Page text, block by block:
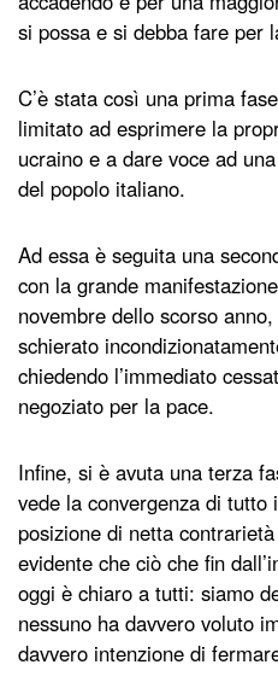
si possa e si debba fare per
C’è stata così una prima
limitato ad esprimere la
ucraino e a dare voce ad
del popolo italiano.
Ad essa è seguita una
con la grande
novembre dello scorso
schierato
chiedendo l’immediato
negoziato per la pace.
Infine, si è avuta una terza
vede la convergenza di tutto
posizione di netta
evidente che ciò che fin
oggi è chiaro a tutti: siamo
nessuno ha davvero voluto
davvero intenzione di